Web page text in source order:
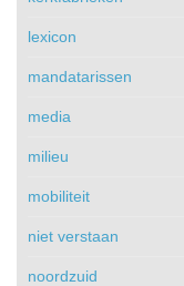
lexicon
mandatarissen
media
milieu
mobiliteit
niet verstaan
noordzuid